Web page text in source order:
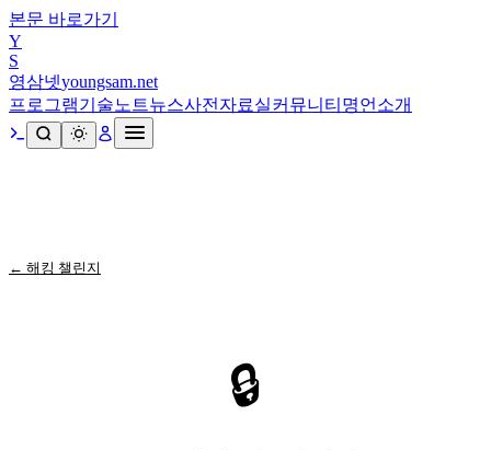
본문 바로가기
Y
S
영삼넷youngsam.net
프로그램기술노트뉴스사전 자료실커뮤니티 명언 소개
← 해킹 챌린지
🔒